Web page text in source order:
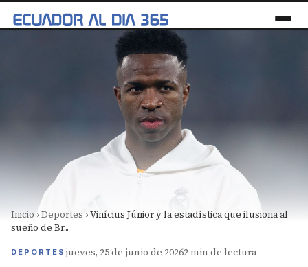
Inicio ›Deportes ›Vinícius Júnior y la estadística que ilusiona al
sueño de Br...
DEPORTES jueves, 25 de junio de 20262 min de lectura